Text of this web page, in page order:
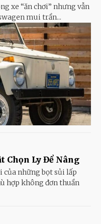
xe “ăn chơi” nhưng vẫn
mui trần...
Chọn Ly Để Nâng
của những bọt sủi lấp
hợp không đơn thuần